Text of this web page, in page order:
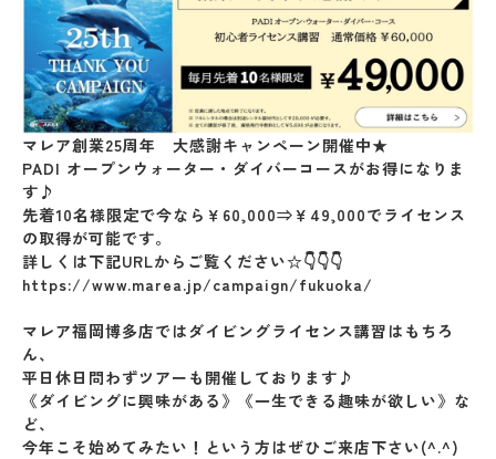
マレア創業25周年 大感謝キャンペーン開催中★
PADI オープンウォーター・ダイバーコースがお得になりま
す♪
先着10名様限定で今なら￥60,000⇒￥49,000でライセンス
の取得が可能です。
詳しくは下記URLからご覧ください☆👇👇👇
https://www.marea.jp/campaign/fukuoka/
マレア福岡博多店ではダイビングライセンス講習はもちろ
ん、
平日休日問わずツアーも開催しております♪
《ダイビングに興味がある》《一生できる趣味が欲しい》な
ど、
今年こそ始めてみたい！という方はぜひご来店下さい(^.^)